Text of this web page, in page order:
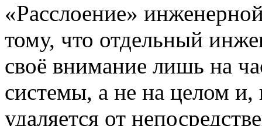
«Расслоение»
тому, что отдельный
своё внимание лишь на
системы, а не на целом и,
удаляется от